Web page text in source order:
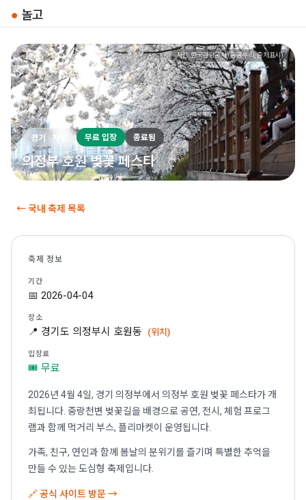
● 놀고
사진: 한국관광공사 (공공누리, 출처표시)
경기 · 자연 무료 입장 종료됨
의정부 호원 벚꽃 페스타
← 국내 축제 목록
축제 정보
기간
📅 2026-04-04
장소
📍 경기도 의정부시 호원동 (위치)
입장료
🎟 무료
2026년 4월 4일, 경기 의정부에서 의정부 호원 벚꽃 페스타가 개
최됩니다. 중랑천변 벚꽃길을 배경으로 공연, 전시, 체험 프로그
램과 함께 먹거리 부스, 플리마켓이 운영됩니다.
가족, 친구, 연인과 함께 봄날의 분위기를 즐기며 특별한 추억을
만들 수 있는 도심형 축제입니다.
🔗 공식 사이트 방문 →